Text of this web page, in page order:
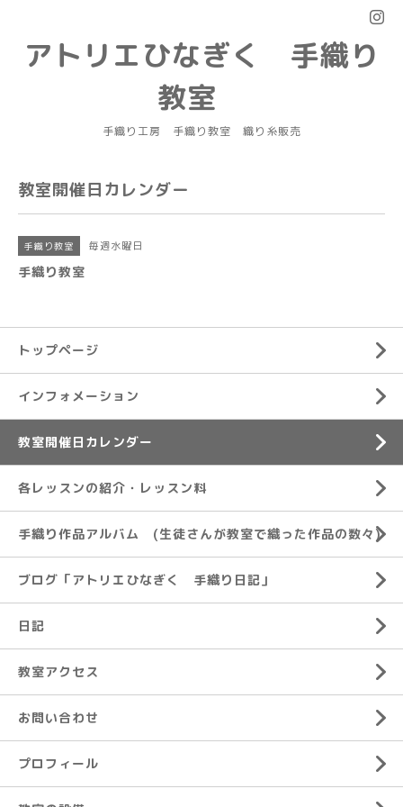
アトリエひなぎく 手織り
教室
手織り工房 手織り教室 織り糸販売
教室開催日カレンダー
手織り教室 毎週水曜日
手織り教室
トップページ
インフォメーション
教室開催日カレンダー
各レッスンの紹介・レッスン料
手織り作品アルバム (生徒さんが教室で織った作品の数々)
ブログ「アトリエひなぎく 手織り日記」
日記
教室アクセス
お問い合わせ
プロフィール